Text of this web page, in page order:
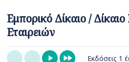
Εμπορικό Δίκαιο /
Εταιρειών
Εκδόσεις 1